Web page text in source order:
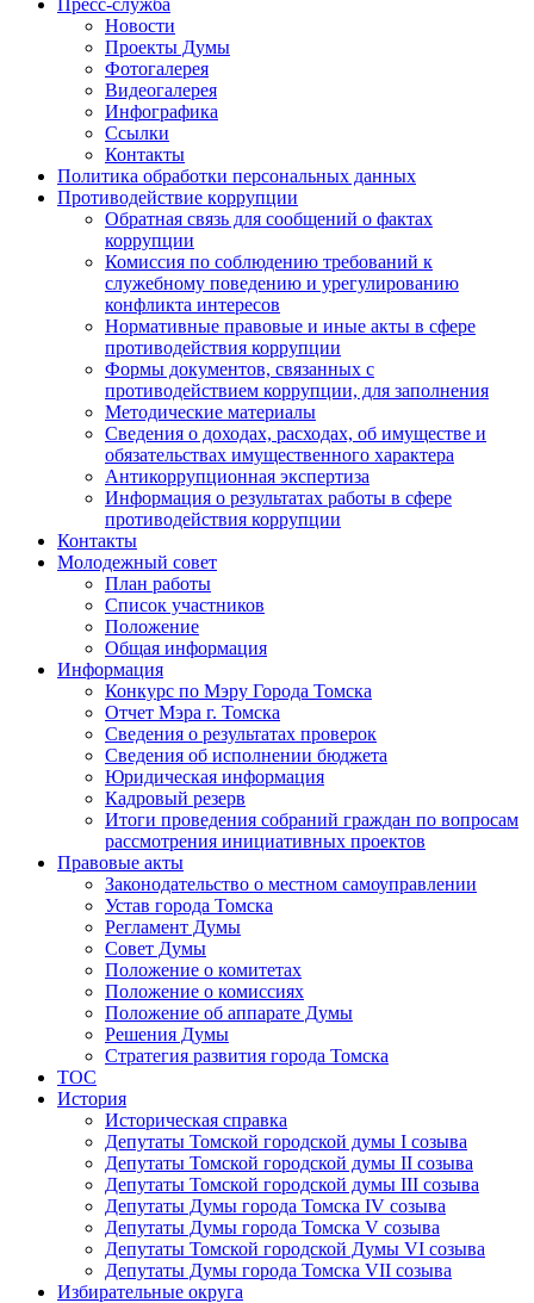
Новости
Проекты Думы
Фотогалерея
Видеогалерея
Инфографика
Ссылки
Контакты
Политика обработки персональных данных
Прoтивoдeйствие кoрpупции
Обратная связь для сообщений о фактах
коррупции
Комиссия по соблюдению требований к
служебному поведению и урегулированию
конфликта интересов
Нормативные правовые и иные акты в сфере
противодействия коррупции
Формы документов, связанных с
противодействием коррупции, для заполнения
Методические материалы
Сведения о доходах, расходах, об имуществе и
обязательствах имущественного характера
Антикоррупционная экспертиза
Информация о результатах работы в сфере
противодействия коррупции
Контакты
Молодежный совет
План работы
Список участников
Положение
Общая информация
Информация
Конкурс по Мэру Города Томска
Отчет Мэра г. Томска
Сведения о результатах проверок
Сведения об исполнении бюджета
Юридическая информация
Кадровый резерв
Итоги проведения собраний граждан по вопросам
рассмотрения инициативных проектов
Правовые акты
Законодательство о местном самоуправлении
Устав города Томска
Регламент Думы
Совет Думы
Положение о комитетах
Положение о комиссиях
Положение об аппарате Думы
Решения Думы
Стратегия развития города Томска
ТОС
История
Историческая справка
Депутаты Томской городской думы I созыва
Депутаты Томской городской думы II созыва
Депутаты Томской городской думы III созыва
Депутаты Думы города Томска IV созыва
Депутаты Думы города Томска V созыва
Депутаты Томской городской Думы VI созыва
Депутаты Думы города Томска VII созыва
Избирательные округа